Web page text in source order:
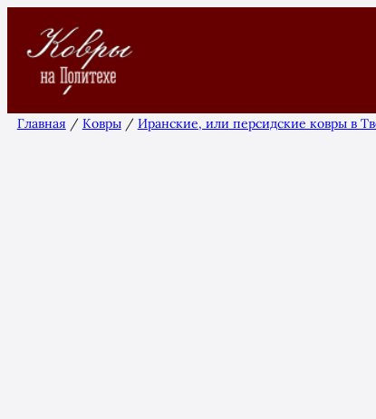
содержимому
Главная / Ковры/ Иранские, или персидские ковры в